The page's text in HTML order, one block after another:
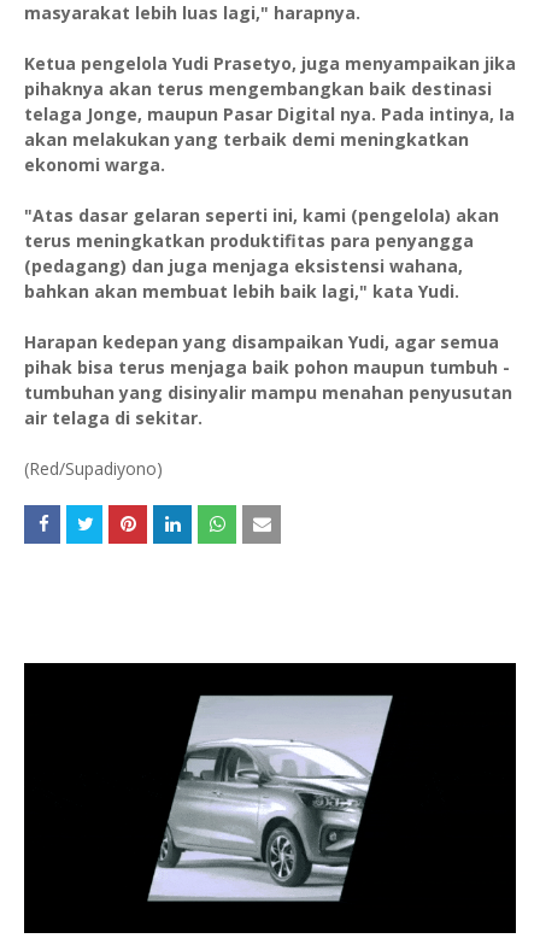
masyarakat lebih luas lagi," harapnya.
Ketua pengelola Yudi Prasetyo, juga menyampaikan jika
pihaknya akan terus mengembangkan baik destinasi
telaga Jonge, maupun Pasar Digital nya. Pada intinya, Ia
akan melakukan yang terbaik demi meningkatkan
ekonomi warga.
"Atas dasar gelaran seperti ini, kami (pengelola) akan
terus meningkatkan produktifitas para penyangga
(pedagang) dan juga menjaga eksistensi wahana,
bahkan akan membuat lebih baik lagi," kata Yudi.
Harapan kedepan yang disampaikan Yudi, agar semua
pihak bisa terus menjaga baik pohon maupun tumbuh -
tumbuhan yang disinyalir mampu menahan penyusutan
air telaga di sekitar.
(Red/Supadiyono)